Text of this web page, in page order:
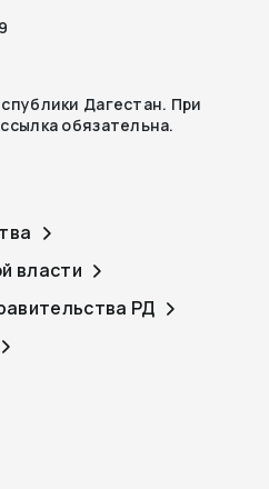
Дагестан. При
обязательна.
власти
РД